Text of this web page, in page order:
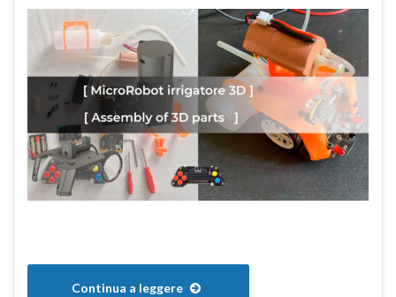
Continua a leggere